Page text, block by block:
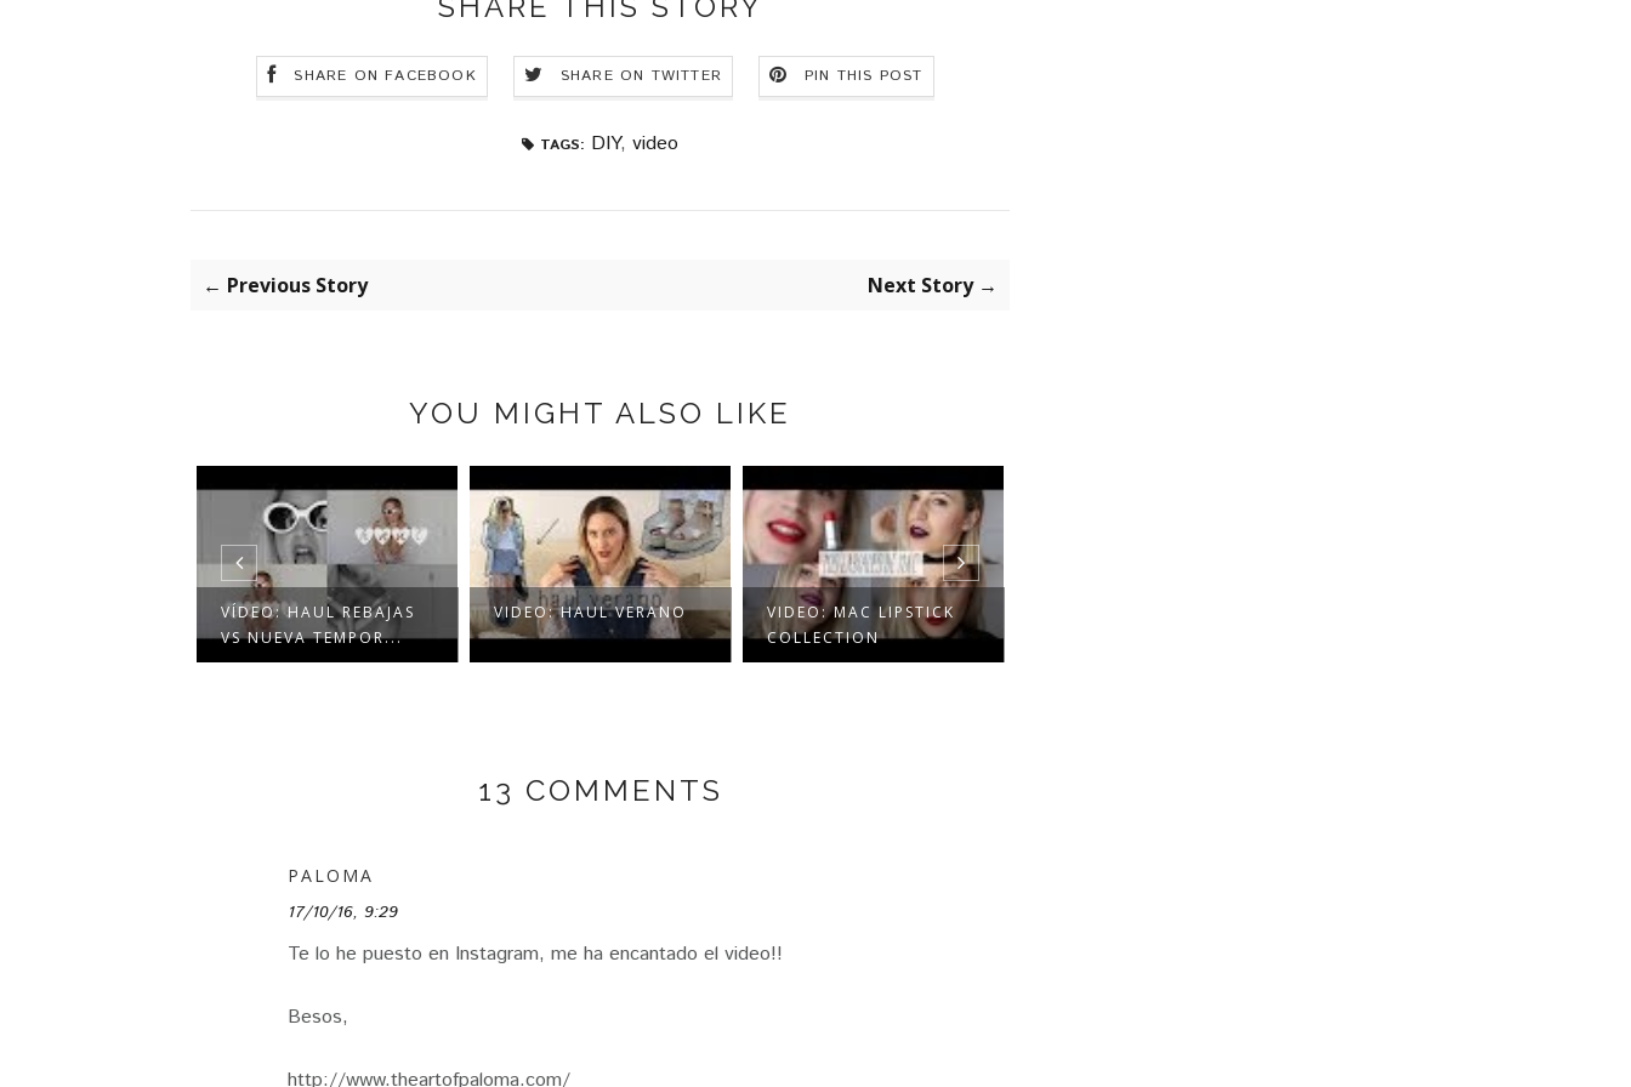
SHARE ON FACEBOOK SHARE ON TWITTER PIN THIS POST
TAGS: DIY, video
← Previous Story Next Story →
YOU MIGHT ALSO LIKE
VÍDEO: HAUL REBAJAS
VS NUEVA TEMPOR...
VIDEO: HAUL VERANO
VIDEO: MAC LIPSTICK
COLLECTION
13 COMMENTS
PALOMA
17/10/16, 9:29
Te lo he puesto en Instagram, me ha encantado el video!!
Besos,
http://www.theartofpaloma.com/